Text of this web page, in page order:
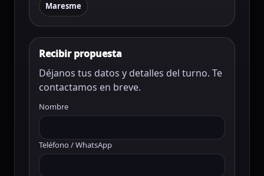
Maresme
Recibir propuesta
Déjanos tus datos y detalles del turno. Te
contactamos en breve.
Nombre
Teléfono / WhatsApp